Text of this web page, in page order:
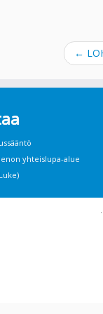
←
yhteislupa-alue